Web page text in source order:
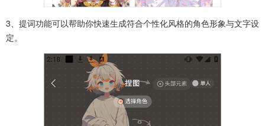
3、提词功能可以帮助你快速生成符合个性化风格的角色形象与文字设
定。